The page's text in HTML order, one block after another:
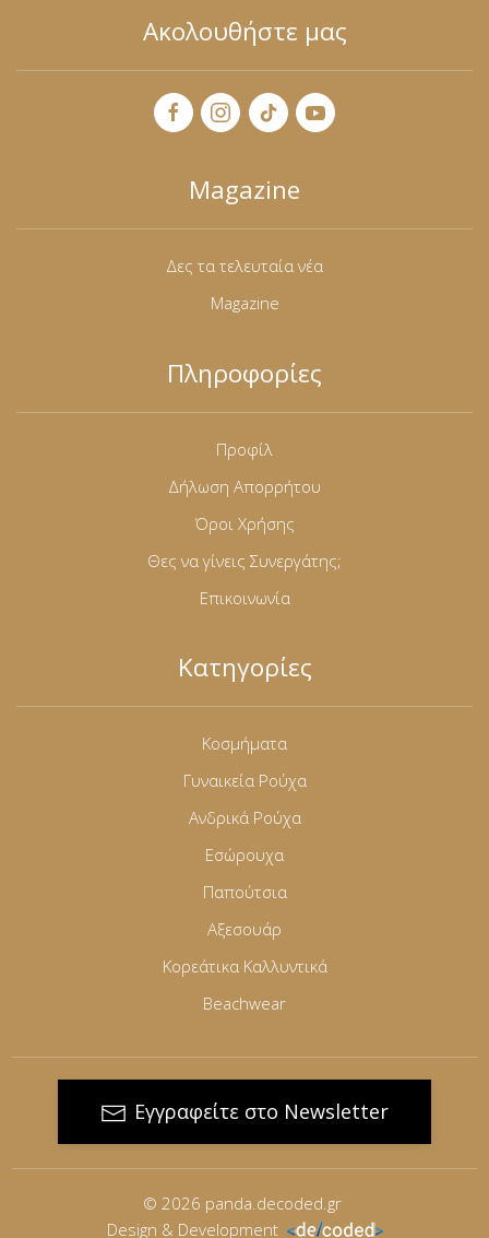
Ακολουθήστε μας
Magazine
Δες τα τελευταία νέα
Magazine
Πληροφορίες
Προφίλ
Δήλωση Απορρήτου
Όροι Χρήσης
Θες να γίνεις Συνεργάτης;
Επικοινωνία
Κατηγορίες
Κοσμήματα
Γυναικεία Ρούχα
Ανδρικά Ρούχα
Εσώρουχα
Παπούτσια
Αξεσουάρ
Κορεάτικα Καλλυντικά
Beachwear
Εγγραφείτε στο Newsletter
© 2026 panda.decoded.gr
Design & Development